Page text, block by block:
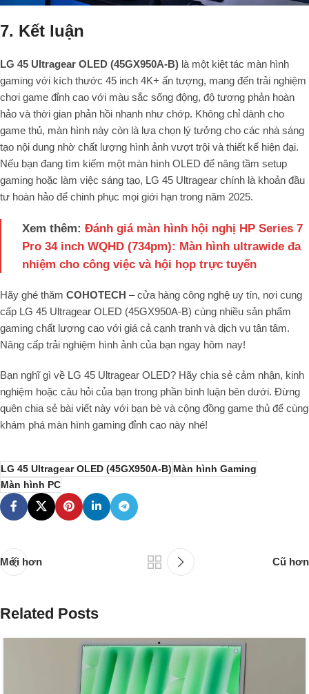
7. Kết luận
LG 45 Ultragear OLED (45GX950A-B) là một kiệt tác màn hình
gaming với kích thước 45 inch 4K+ ấn tượng, mang đến trải nghiệm
chơi game đỉnh cao với màu sắc sống động, độ tương phản hoàn
hảo và thời gian phản hồi nhanh như chớp. Không chỉ dành cho
game thủ, màn hình này còn là lựa chọn lý tưởng cho các nhà sáng
tạo nội dung nhờ chất lượng hình ảnh vượt trội và thiết kế hiện đại.
Nếu bạn đang tìm kiếm một màn hình OLED để nâng tầm setup
gaming hoặc làm việc sáng tạo, LG 45 Ultragear chính là khoản đầu
tư hoàn hảo để chinh phục mọi giới hạn trong năm 2025.
Xem thêm: Đánh giá màn hình hội nghị HP Series 7
Pro 34 inch WQHD (734pm): Màn hình ultrawide đa
nhiệm cho công việc và hội họp trực tuyến
Hãy ghé thăm COHOTECH – cửa hàng công nghệ uy tín, nơi cung
cấp LG 45 Ultragear OLED (45GX950A-B) cùng nhiều sản phẩm
gaming chất lượng cao với giá cả cạnh tranh và dịch vụ tận tâm.
Nâng cấp trải nghiệm hình ảnh của bạn ngay hôm nay!
Bạn nghĩ gì về LG 45 Ultragear OLED? Hãy chia sẻ cảm nhận, kinh
nghiệm hoặc câu hỏi của bạn trong phần bình luận bên dưới. Đừng
quên chia sẻ bài viết này với bạn bè và cộng đồng game thủ để cùng
khám phá màn hình gaming đỉnh cao này nhé!
LG 45 Ultragear OLED (45GX950A-B) Màn hình Gaming
Màn hình PC
Mới hơn Cũ hơn
Related Posts